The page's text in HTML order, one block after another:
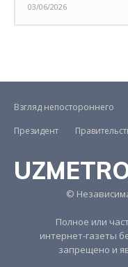
03/06/2026
Взгляд непостороннего
Президент
©
Полное или
интернет-газеты
запрещено и